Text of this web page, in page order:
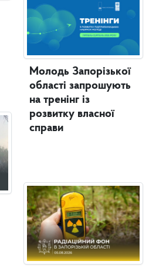
Молодь Запорізької
області запрошують
на тренінг із
розвитку власної
справи